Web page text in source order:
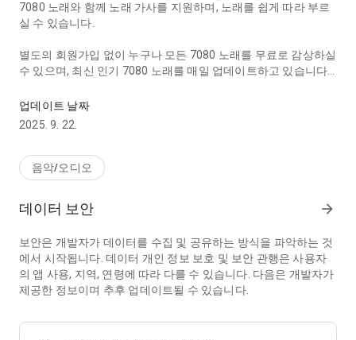
7080 노래와 함께 노래 가사를 지원하며, 노래를 쉽게 따라 부르
실 수 있습니다.
별도의 회원가입 없이 누구나 모든 7080 노래를 무료로 감상하실
수 있으며, 최신 인기 7080 노래를 매일 업데이트하고 있습니다.
듣고 싶은 7080 노래가 있다면, 지금 바로 7080 노래감상에서 검
색해 보세요.
-최신 7080 노래 업데이트
-인기 7080 노래 업데이트
-검색 기능 제공
-즐겨찾기 기능 제공
-백그라운드 재생 기능 제공
-타이머 설정 기능 제공
업데이트 날짜
2025. 9. 22.
음악/오디오
데이터 보안 arrow_forward
보안은 개발자가 데이터를 수집 및 공유하는 방식을 파악하는 것
에서 시작됩니다. 데이터 개인 정보 보호 및 보안 관행은 사용자
의 앱 사용, 지역, 연령에 따라 다를 수 있습니다. 다음은 개발자가
제공한 정보이며 추후 업데이트될 수 있습니다.